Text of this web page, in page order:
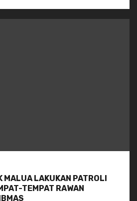
MALUA LAKUKAN PATROLI
TEMPAT RAWAN